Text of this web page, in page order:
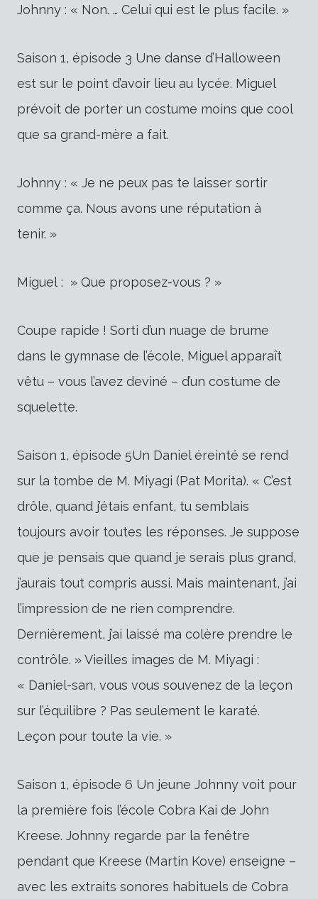
Johnny : « Non. … Celui qui est le plus facile. »
Saison 1, épisode 3 Une danse d’Halloween
est sur le point d’avoir lieu au lycée. Miguel
prévoit de porter un costume moins que cool
que sa grand-mère a fait.
Johnny : « Je ne peux pas te laisser sortir
comme ça. Nous avons une réputation à
tenir. »
Miguel : » Que proposez-vous ? »
Coupe rapide ! Sorti d’un nuage de brume
dans le gymnase de l’école, Miguel apparaît
vêtu – vous l’avez deviné – d’un costume de
squelette.
Saison 1, épisode 5Un Daniel éreinté se rend
sur la tombe de M. Miyagi (Pat Morita). « C’est
drôle, quand j’étais enfant, tu semblais
toujours avoir toutes les réponses. Je suppose
que je pensais que quand je serais plus grand,
j’aurais tout compris aussi. Mais maintenant, j’ai
l’impression de ne rien comprendre.
Dernièrement, j’ai laissé ma colère prendre le
contrôle. » Vieilles images de M. Miyagi :
« Daniel-san, vous vous souvenez de la leçon
sur l’équilibre ? Pas seulement le karaté.
Leçon pour toute la vie. »
Saison 1, épisode 6 Un jeune Johnny voit pour
la première fois l’école Cobra Kai de John
Kreese. Johnny regarde par la fenêtre
pendant que Kreese (Martin Kove) enseigne –
avec les extraits sonores habituels de Cobra